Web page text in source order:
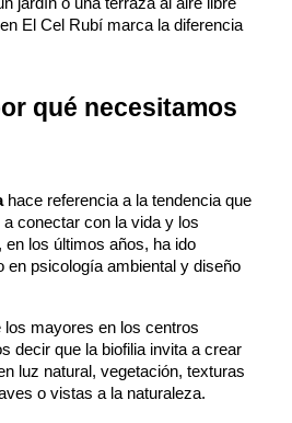
El Cel Rubí marca la diferencia
qué necesitamos
hace referencia a la tendencia que
conectar con la vida y los
en los últimos años, ha ido
en psicología ambiental y diseño
los mayores en los centros
decir que la biofilia invita a crear
luz natural, vegetación, texturas
o vistas a la naturaleza.